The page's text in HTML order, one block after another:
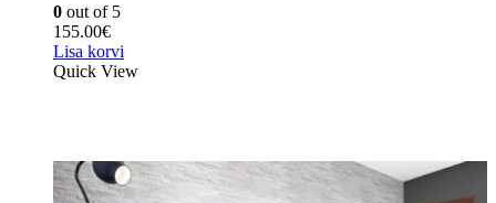
0 out of 5
155.00€
Lisa korvi
Quick View